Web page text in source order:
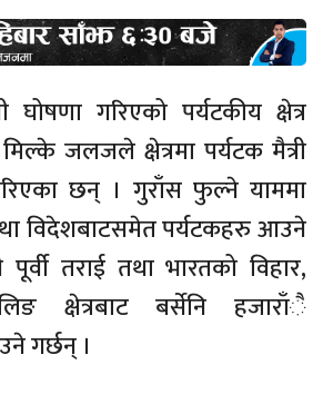
घोषणा गरिएको पर्यटकीय क्षेत्र
जलजले क्षेत्रमा पर्यटक मैत्री
छन् । गुराँस फुल्ने याममा
विदेशबाटसमेत पर्यटकहरु आउने
तराई तथा भारतको विहार,
क्षेत्रबाट बर्सेनि हजाराँै
गर्छन् ।